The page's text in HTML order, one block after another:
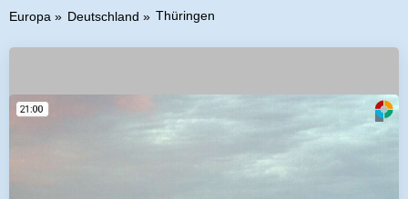
Europa Deutschland Thüringen